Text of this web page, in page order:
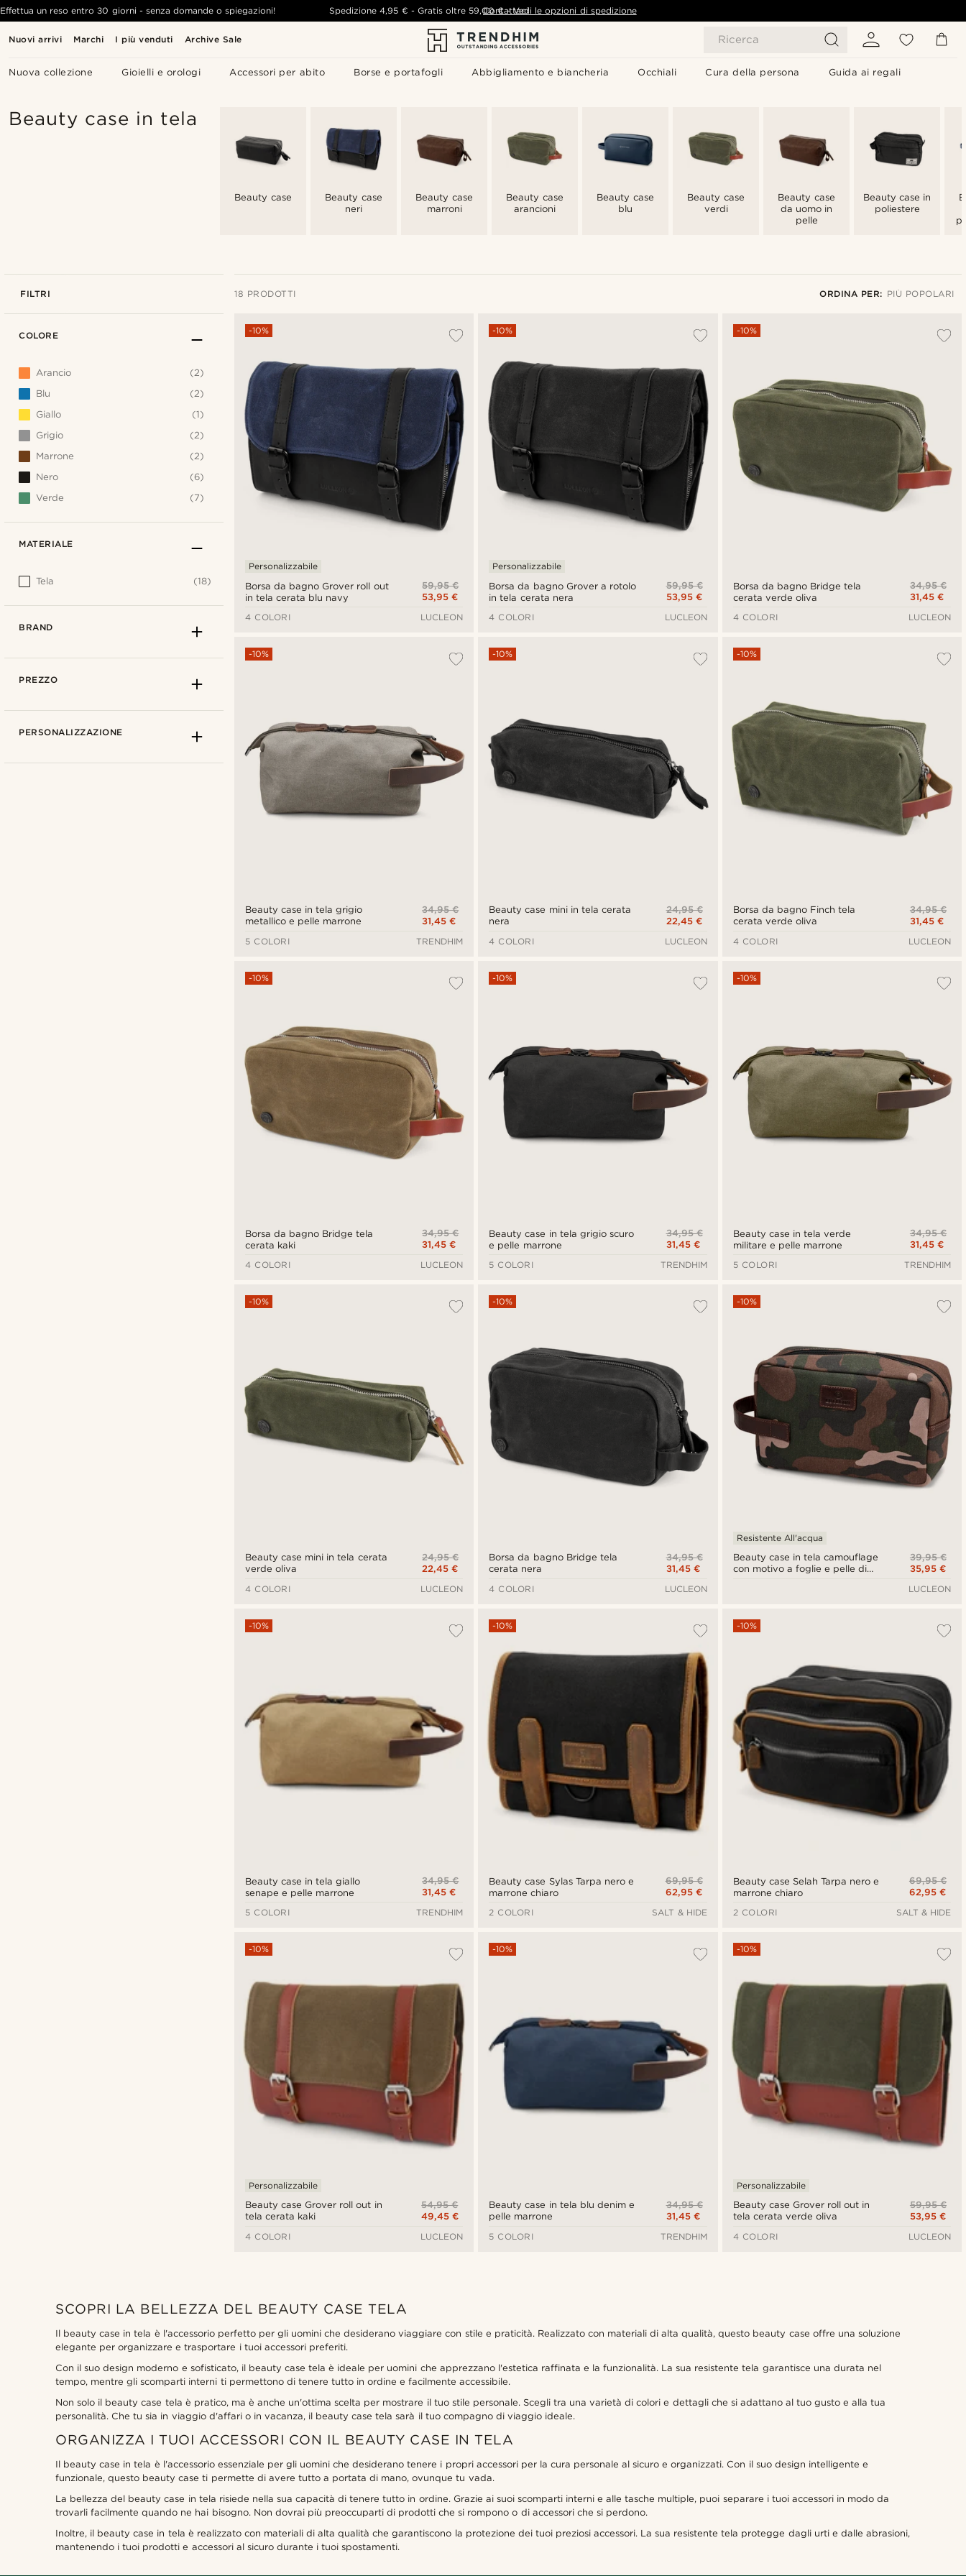
Nuovi arrivi Marchi I più venduti Archive Sale Ricerca
Nuova collezione Gioielli e orologi Accessori per abito Borse e portafogli Abbigliamento e biancheria Occhiali Cura della persona Guida ai regali
Effettua un reso entro 30 giorni - senza domande o spiegazioni! Spedizione 4,95 € - Gratis oltre 59,00 € - Vedi le opzioni di spedizione
Contattaci
Beauty case in tela
Beauty case
Beauty case
neri
Beauty case
marroni
Beauty case
arancioni
Beauty case
blu
Beauty case
verdi
Beauty case
da uomo in
pelle
Beauty case in
poliestere
FILTRI 18 PRODOTTI ORDINA PER: PIÙ POPOLARI
Più costosi
Borsa da bagno Grover roll out
in tela cerata blu navy
-10%
Personalizzabile
59,95 €
53,95 €
4 COLORI
LUCLEON
Borsa da bagno Grover a rotolo
in tela cerata nera
-10%
Personalizzabile
59,95 €
53,95 €
4 COLORI
LUCLEON
Borsa da bagno Bridge tela
cerata verde oliva
-10%
34,95 €
31,45 €
4 COLORI
LUCLEON
Beauty case in tela grigio
metallico e pelle marrone
-10%
34,95 €
31,45 €
5 COLORI
TRENDHIM
Beauty case mini in tela cerata
nera
-10%
24,95 €
22,45 €
4 COLORI
LUCLEON
Borsa da bagno Finch tela
cerata verde oliva
-10%
34,95 €
31,45 €
4 COLORI
LUCLEON
Borsa da bagno Bridge tela
cerata kaki
-10%
34,95 €
31,45 €
4 COLORI
LUCLEON
Beauty case in tela grigio scuro
e pelle marrone
-10%
34,95 €
31,45 €
5 COLORI
TRENDHIM
Beauty case in tela verde
militare e pelle marrone
-10%
34,95 €
31,45 €
5 COLORI
TRENDHIM
Beauty case mini in tela cerata
verde oliva
-10%
24,95 €
22,45 €
4 COLORI
LUCLEON
Borsa da bagno Bridge tela
cerata nera
-10%
34,95 €
31,45 €
4 COLORI
LUCLEON
Beauty case in tela camouflage
con motivo a foglie e pelle di
-10%
Resistente All'acqua
39,95 €
35,95 €
LUCLEON
Beauty case in tela giallo
senape e pelle marrone
-10%
34,95 €
31,45 €
5 COLORI
TRENDHIM
Beauty case Sylas Tarpa nero e
marrone chiaro
-10%
69,95 €
62,95 €
2 COLORI
SALT & HIDE
Beauty case Selah Tarpa nero e
marrone chiaro
-10%
69,95 €
62,95 €
2 COLORI
SALT & HIDE
Beauty case Grover roll out in
tela cerata kaki
-10%
Personalizzabile
54,95 €
49,45 €
4 COLORI
LUCLEON
Beauty case in tela blu denim e
pelle marrone
-10%
34,95 €
31,45 €
5 COLORI
TRENDHIM
Beauty case Grover roll out in
tela cerata verde oliva
-10%
Personalizzabile
59,95 €
53,95 €
4 COLORI
LUCLEON
COLORE
Arancio
(2)
Blu
(2)
Giallo
(1)
Grigio
(2)
Marrone
(2)
Nero
(6)
Verde
(7)
MATERIALE
Tela (18)
BRAND
PREZZO
PERSONALIZZAZIONE
SCOPRI LA BELLEZZA DEL BEAUTY CASE TELA
Il beauty case in tela è l'accessorio perfetto per gli uomini che desiderano viaggiare con stile e praticità. Realizzato con materiali di alta qualità, questo beauty case offre una soluzione
elegante per organizzare e trasportare i tuoi accessori preferiti.
Con il suo design moderno e sofisticato, il beauty case tela è ideale per uomini che apprezzano l'estetica raffinata e la funzionalità. La sua resistente tela garantisce una durata nel
tempo, mentre gli scomparti interni ti permettono di tenere tutto in ordine e facilmente accessibile.
Non solo il beauty case tela è pratico, ma è anche un'ottima scelta per mostrare il tuo stile personale. Scegli tra una varietà di colori e dettagli che si adattano al tuo gusto e alla tua
personalità. Che tu sia in viaggio d'affari o in vacanza, il beauty case tela sarà il tuo compagno di viaggio ideale.
ORGANIZZA I TUOI ACCESSORI CON IL BEAUTY CASE IN TELA
Il beauty case in tela è l'accessorio essenziale per gli uomini che desiderano tenere i propri accessori per la cura personale al sicuro e organizzati. Con il suo design intelligente e
funzionale, questo beauty case ti permette di avere tutto a portata di mano, ovunque tu vada.
La bellezza del beauty case in tela risiede nella sua capacità di tenere tutto in ordine. Grazie ai suoi scomparti interni e alle tasche multiple, puoi separare i tuoi accessori in modo da
trovarli facilmente quando ne hai bisogno. Non dovrai più preoccuparti di prodotti che si rompono o di accessori che si perdono.
Inoltre, il beauty case in tela è realizzato con materiali di alta qualità che garantiscono la protezione dei tuoi preziosi accessori. La sua resistente tela protegge dagli urti e dalle abrasioni,
mantenendo i tuoi prodotti e accessori al sicuro durante i tuoi spostamenti.